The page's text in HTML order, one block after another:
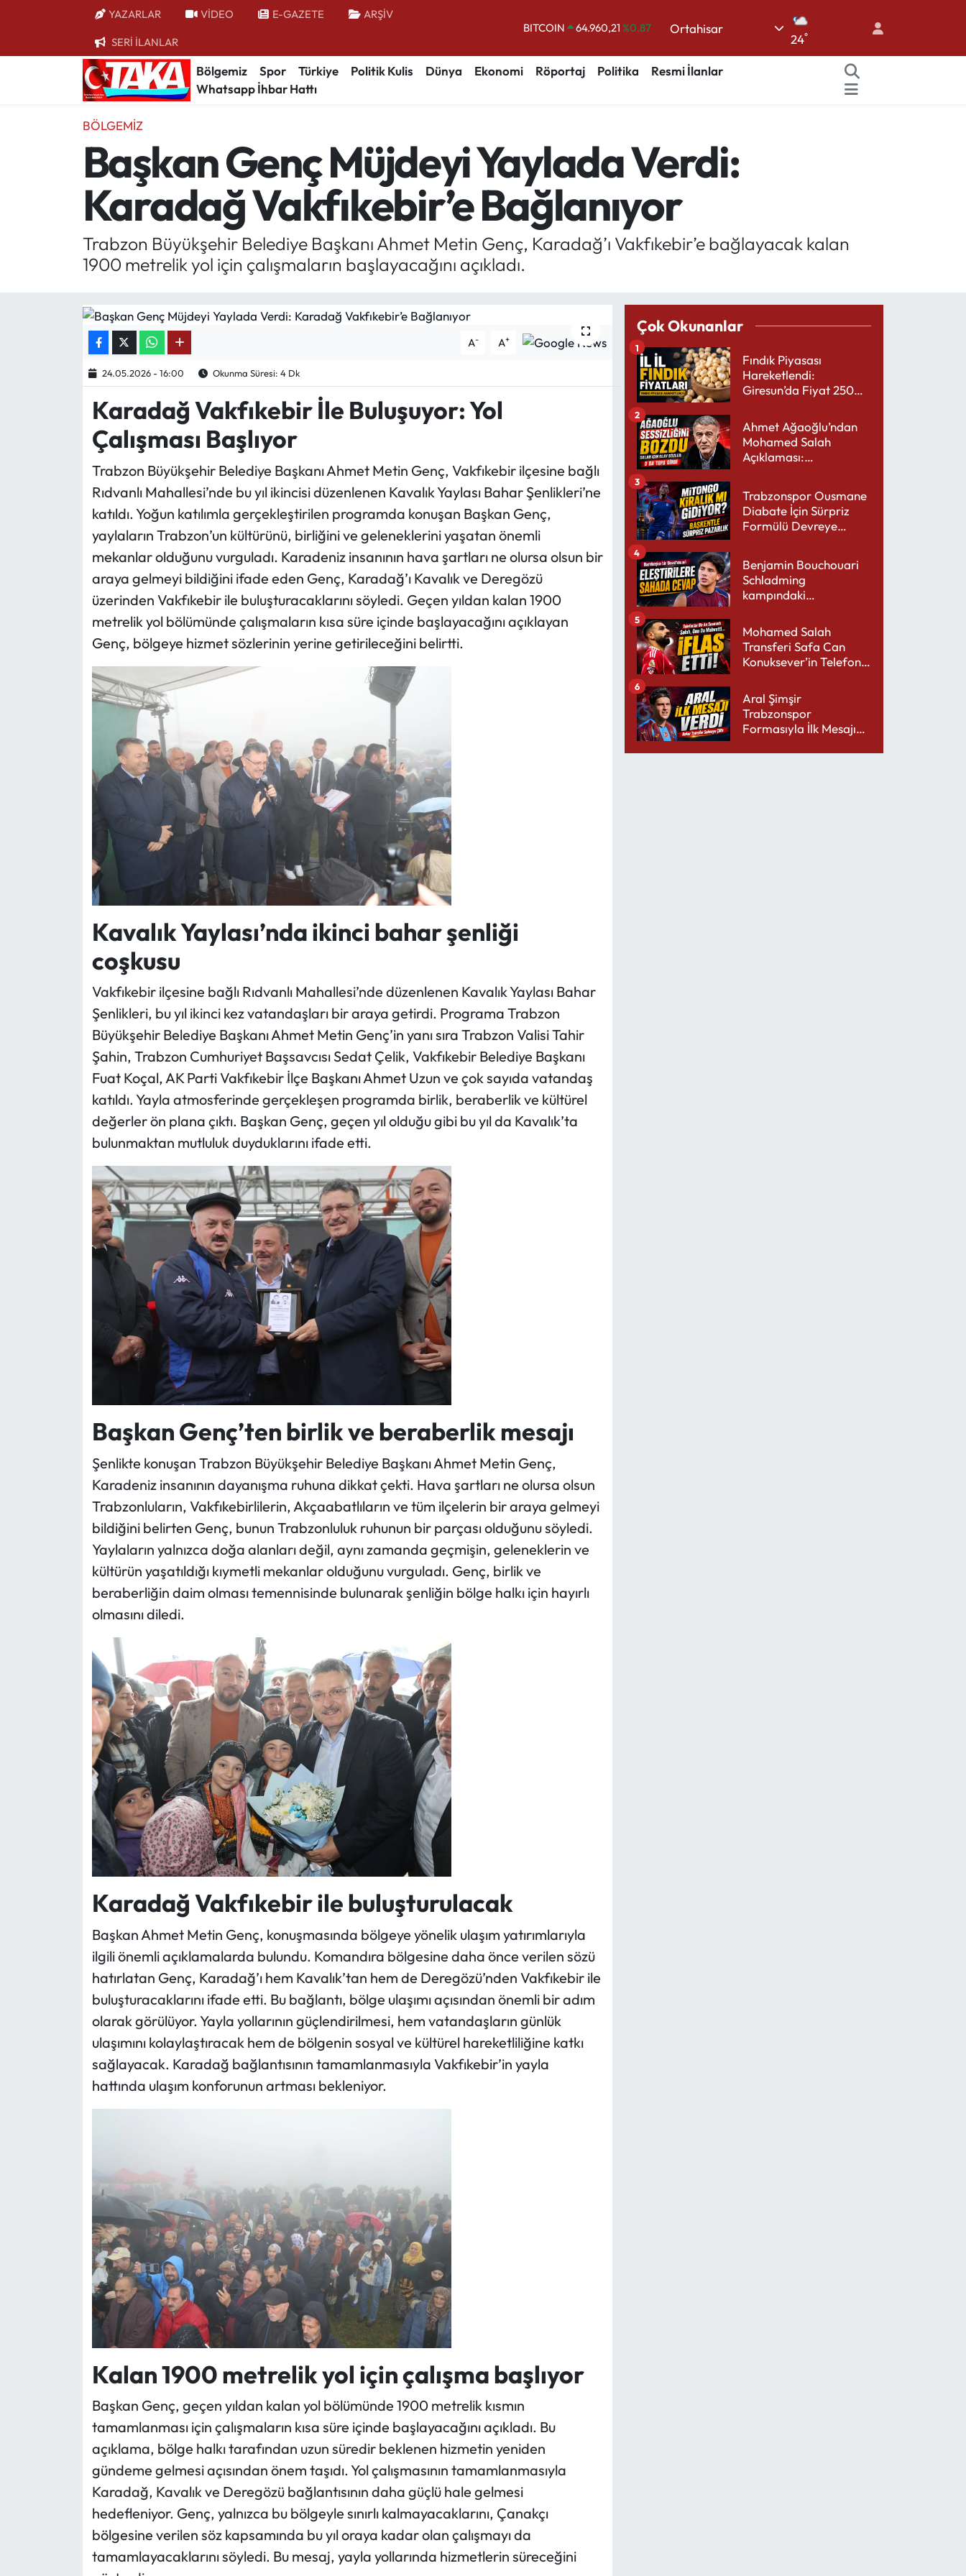
YAZARLAR VİDEO E-GAZETE ARŞİV
SERİ İLANLAR 47,7436
EURO
55,2510 %0.32
Ortahisar
24°
Bölgemiz Spor Türkiye Politik Kulis Dünya Ekonomi Röportaj Politika
Resmi İlanlar
Whatsapp İhbar Hattı
BÖLGEMIZ
Başkan Genç Müjdeyi Yaylada Verdi:
Karadağ Vakfıkebir’e Bağlanıyor
Trabzon Büyükşehir Belediye Başkanı Ahmet Metin Genç, Karadağ’ı Vakfıkebir’e bağlayacak kalan
1900 metrelik yol için çalışmaların başlayacağını açıkladı.
A- A+
24.05.2026 - 16:00 Okunma Süresi: 4 Dk
Karadağ Vakfıkebir İle Buluşuyor: Yol
Çalışması Başlıyor
Trabzon Büyükşehir Belediye Başkanı Ahmet Metin Genç, Vakfıkebir ilçesine bağlı
Rıdvanlı Mahallesi’nde bu yıl ikincisi düzenlenen Kavalık Yaylası Bahar Şenlikleri’ne
katıldı. Yoğun katılımla gerçekleştirilen programda konuşan Başkan Genç,
yaylaların Trabzon’un kültürünü, birliğini ve geleneklerini yaşatan önemli
mekanlar olduğunu vurguladı. Karadeniz insanının hava şartları ne olursa olsun bir
araya gelmeyi bildiğini ifade eden Genç, Karadağ’ı Kavalık ve Deregözü
üzerinden Vakfıkebir ile buluşturacaklarını söyledi. Geçen yıldan kalan 1900
metrelik yol bölümünde çalışmaların kısa süre içinde başlayacağını açıklayan
Genç, bölgeye hizmet sözlerinin yerine getirileceğini belirtti.
Kavalık Yaylası’nda ikinci bahar şenliği
coşkusu
Vakfıkebir ilçesine bağlı Rıdvanlı Mahallesi’nde düzenlenen Kavalık Yaylası Bahar
Şenlikleri, bu yıl ikinci kez vatandaşları bir araya getirdi. Programa Trabzon
Büyükşehir Belediye Başkanı Ahmet Metin Genç’in yanı sıra Trabzon Valisi Tahir
Şahin, Trabzon Cumhuriyet Başsavcısı Sedat Çelik, Vakfıkebir Belediye Başkanı
Fuat Koçal, AK Parti Vakfıkebir İlçe Başkanı Ahmet Uzun ve çok sayıda vatandaş
katıldı. Yayla atmosferinde gerçekleşen programda birlik, beraberlik ve kültürel
değerler ön plana çıktı. Başkan Genç, geçen yıl olduğu gibi bu yıl da Kavalık’ta
bulunmaktan mutluluk duyduklarını ifade etti.
Başkan Genç’ten birlik ve beraberlik mesajı
Şenlikte konuşan Trabzon Büyükşehir Belediye Başkanı Ahmet Metin Genç,
Karadeniz insanının dayanışma ruhuna dikkat çekti. Hava şartları ne olursa olsun
Trabzonluların, Vakfıkebirlilerin, Akçaabatlıların ve tüm ilçelerin bir araya gelmeyi
bildiğini belirten Genç, bunun Trabzonluluk ruhunun bir parçası olduğunu söyledi.
Yaylaların yalnızca doğa alanları değil, aynı zamanda geçmişin, geleneklerin ve
kültürün yaşatıldığı kıymetli mekanlar olduğunu vurguladı. Genç, birlik ve
beraberliğin daim olması temennisinde bulunarak şenliğin bölge halkı için hayırlı
olmasını diledi.
Karadağ Vakfıkebir ile buluşturulacak
Başkan Ahmet Metin Genç, konuşmasında bölgeye yönelik ulaşım yatırımlarıyla
ilgili önemli açıklamalarda bulundu. Komandıra bölgesine daha önce verilen sözü
hatırlatan Genç, Karadağ’ı hem Kavalık’tan hem de Deregözü’nden Vakfıkebir ile
buluşturacaklarını ifade etti. Bu bağlantı, bölge ulaşımı açısından önemli bir adım
olarak görülüyor. Yayla yollarının güçlendirilmesi, hem vatandaşların günlük
ulaşımını kolaylaştıracak hem de bölgenin sosyal ve kültürel hareketliliğine katkı
sağlayacak. Karadağ bağlantısının tamamlanmasıyla Vakfıkebir’in yayla
hattında ulaşım konforunun artması bekleniyor.
Kalan 1900 metrelik yol için çalışma başlıyor
Başkan Genç, geçen yıldan kalan yol bölümünde 1900 metrelik kısmın
tamamlanması için çalışmaların kısa süre içinde başlayacağını açıkladı. Bu
açıklama, bölge halkı tarafından uzun süredir beklenen hizmetin yeniden
gündeme gelmesi açısından önem taşıdı. Yol çalışmasının tamamlanmasıyla
Karadağ, Kavalık ve Deregözü bağlantısının daha güçlü hale gelmesi
hedefleniyor. Genç, yalnızca bu bölgeyle sınırlı kalmayacaklarını, Çanakçı
bölgesine verilen söz kapsamında bu yıl oraya kadar olan çalışmayı da
tamamlayacaklarını söyledi. Bu mesaj, yayla yollarında hizmetlerin süreceğini
Çok Okunanlar
Fındık Piyasası
Hareketlendi:
Giresun’da Fiyat 250
1
Ahmet Ağaoğlu’ndan
Mohamed Salah
Açıklaması:
2
Trabzonspor Ousmane
Diabate İçin Sürpriz
Formülü Devreye
3
Benjamin Bouchouari
Schladming
kampındaki
4
Mohamed Salah
Transferi Safa Can
Konuksever’in Telefon
5
Aral Şimşir
Trabzonspor
Formasıyla İlk Mesajını
6
Bölgemiz
Kültür/Sanat
Politik Kulis
Magazin
Mektup Galeri
Röportaj
Köşe Yazıları
Karikatür Galeri
ASTROLOJİ
Spor Yazıları
Mektup Galeri
Trabzon Nöbetçi Eczaneler
Trabzon Hava Durumu
Trabzon Trafik Yoğunluk Haritası
Süper Lig Puan Durumu ve Fikstür
Tüm Manşetler
Son Dakika Haberleri
Haber Arşivi